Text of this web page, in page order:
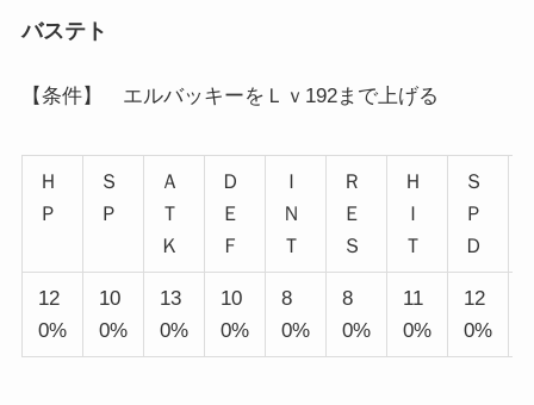
バステト
【条件】 エルバッキーをＬｖ192まで上げる
Ｈ
Ｐ
Ｓ
Ｐ
Ａ
Ｔ
Ｋ
Ｄ
Ｅ
Ｆ
Ｉ
Ｎ
Ｔ
Ｒ
Ｅ
Ｓ
Ｈ
Ｉ
Ｔ
Ｓ
Ｐ
Ｄ
12
0%
10
0%
13
0%
10
0%
8
0%
8
0%
11
0%
12
0%